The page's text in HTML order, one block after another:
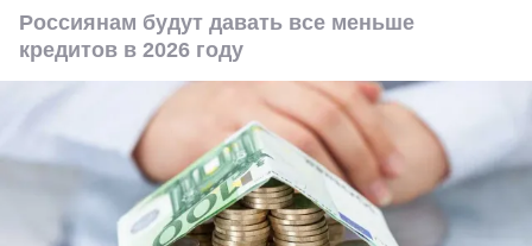
Россиянам будут давать все меньше
кредитов в 2026 году